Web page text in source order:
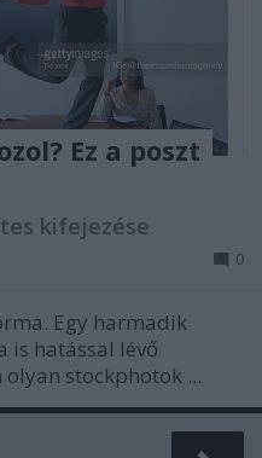
Ez a poszt
kifejezése
0
Egy harmadik
is hatással lévő
stockphotok ...